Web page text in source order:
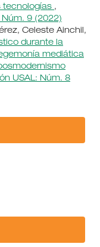
tecnologías ,
9 (2022)
Celeste Ainchil,
durante la
mediática
USAL: Núm. 8